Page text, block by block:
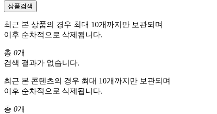
상품검색
최근 본 상품의 경우 최대 10개까지만 보관되며
이후 순차적으로 삭제됩니다.
총 0개
검색 결과가 없습니다.
최근 본 콘텐츠의 경우 최대 10개까지만 보관되며
이후 순차적으로 삭제됩니다.
총 0개